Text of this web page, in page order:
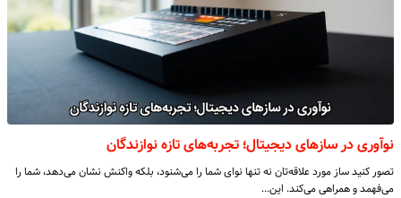
نوآوری در سازهای دیجیتال؛ تجربه‌های تازه نوازندگان
تصور کنید ساز مورد علاقه‌تان نه تنها نوای شما را می‌شنود، بلکه واکنش نشان می‌دهد، شما را
می‌فهمد و همراهی می‌کند. این…